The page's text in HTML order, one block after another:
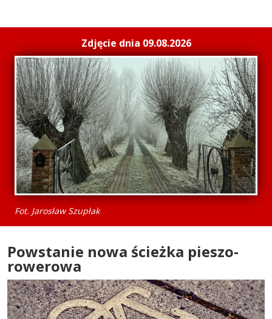
Zdjęcie dnia 09.08.2026
Fot. Jarosław Szupłak
Powstanie nowa ścieżka pieszo-
rowerowa